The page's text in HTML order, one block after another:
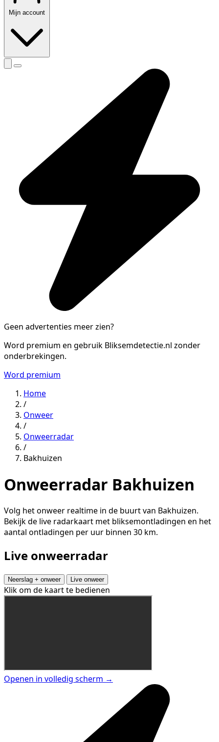
Mijn account
Geen advertenties meer zien?
Word premium en gebruik Bliksemdetectie.nl zonder
onderbrekingen.
Word premium
Home
/
Onweer
/
Onweerradar
/
Bakhuizen
Onweerradar Bakhuizen
Volg het onweer realtime in de buurt van Bakhuizen.
Bekijk de live radarkaart met bliksemontladingen en het
aantal ontladingen per uur binnen 30 km.
Live onweerradar
Neerslag + onweer Live onweer
Klik om de kaart te bedienen
Openen in volledig scherm →